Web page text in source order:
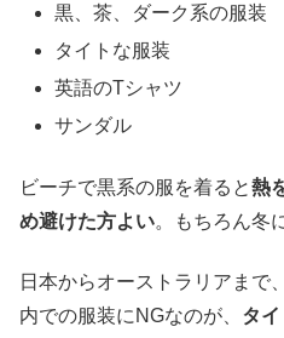
黒、茶、ダーク系の服装
タイトな服装
英語のTシャツ
サンダル
ビーチで黒系の服を着ると熱
め避けた方よい。もちろん冬
日本からオーストラリアまで
内での服装にNGなのが、 タ